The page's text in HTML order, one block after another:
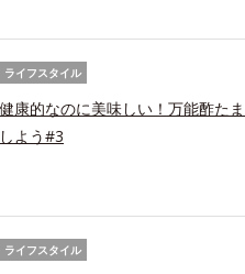
ライフスタイル
健康的なのに美味しい！万能酢た
しよう#3
ライフスタイル